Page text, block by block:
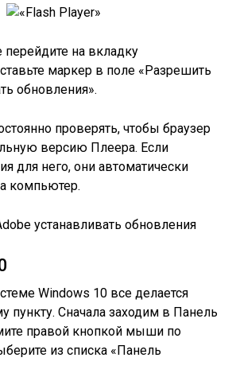
на вкладку
маркер в поле «Разрешить
обновления».
проверять, чтобы браузер
версию Плеера. Если
для него, они автоматически
компьютер.
Windows 10 все делается
пункту. Сначала заходим в Панель
правой кнопкой мыши по
из списка «Панель